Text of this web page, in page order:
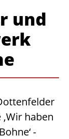
und
haben
-